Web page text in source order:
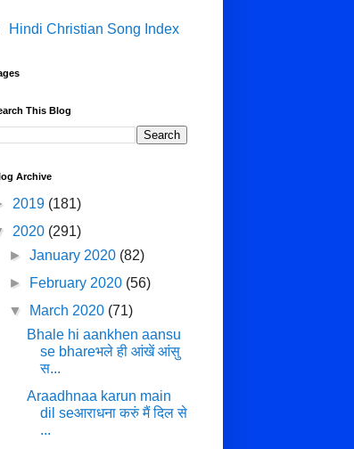
Hindi Christian Song Index
This Blog
Archive
2019 (181)
2020 (291)
►January 2020 (82)
►
February 2020 (56)
▼
March 2020 (71)
Bhale hi aankhen aansu
se bhareभले ही आंखें आंसु
स...
Araadhnaa karun main
dil seआराधना करुं मैं दिल से
...